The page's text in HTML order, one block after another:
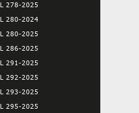
278-2025
280-2024
280-2025
286-2025
291-2025
292-2025
293-2025
295-2025